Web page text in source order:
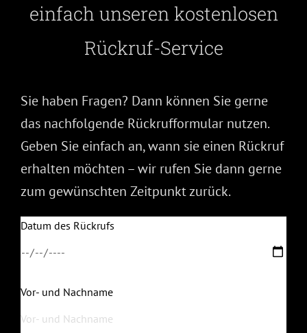
einfach unseren kostenlosen
Rückruf-Service
Sie haben Fragen? Dann können Sie gerne
das nachfolgende Rückrufformular nutzen.
Geben Sie einfach an, wann sie einen Rückruf
erhalten möchten – wir rufen Sie dann gerne
zum gewünschten Zeitpunkt zurück.
Datum des Rückrufs
Vor- und Nachname